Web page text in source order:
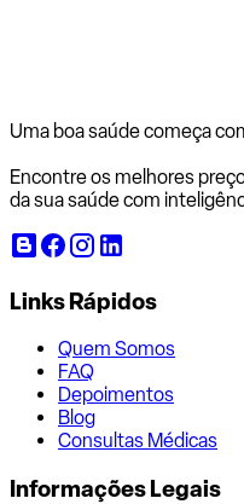
Uma boa saúde começa
Encontre os melhores
da sua saúde com
Links Rápidos
Quem Somos
FAQ
Depoimentos
Blog
Consultas Médicas
Informações Legais